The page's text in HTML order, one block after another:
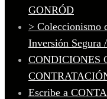
GONRÓD
> Coleccionismo
Inversión Segura
CONDICIONES
Escribe a